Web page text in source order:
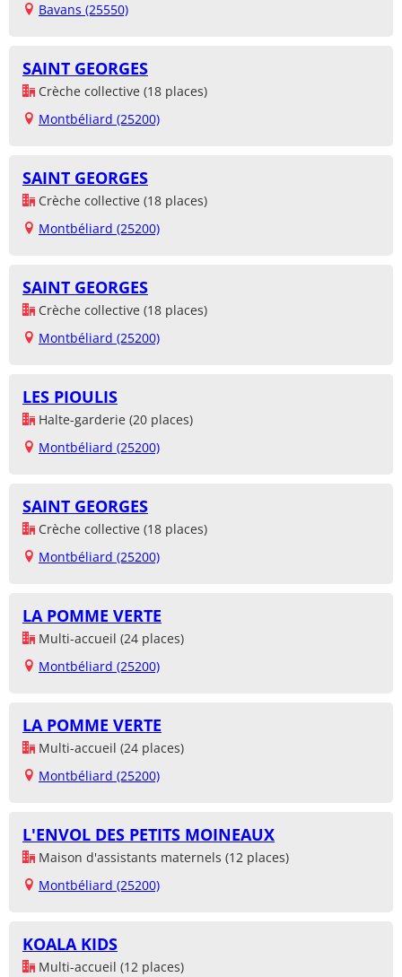
Bavans (25550)
SAINT GEORGES
Crèche collective (18 places)
Montbéliard (25200)
SAINT GEORGES
Crèche collective (18 places)
Montbéliard (25200)
SAINT GEORGES
Crèche collective (18 places)
Montbéliard (25200)
LES PIOULIS
Halte-garderie (20 places)
Montbéliard (25200)
SAINT GEORGES
Crèche collective (18 places)
Montbéliard (25200)
LA POMME VERTE
Multi-accueil (24 places)
Montbéliard (25200)
LA POMME VERTE
Multi-accueil (24 places)
Montbéliard (25200)
L'ENVOL DES PETITS MOINEAUX
Maison d'assistants maternels (12 places)
Montbéliard (25200)
KOALA KIDS
Multi-accueil (12 places)